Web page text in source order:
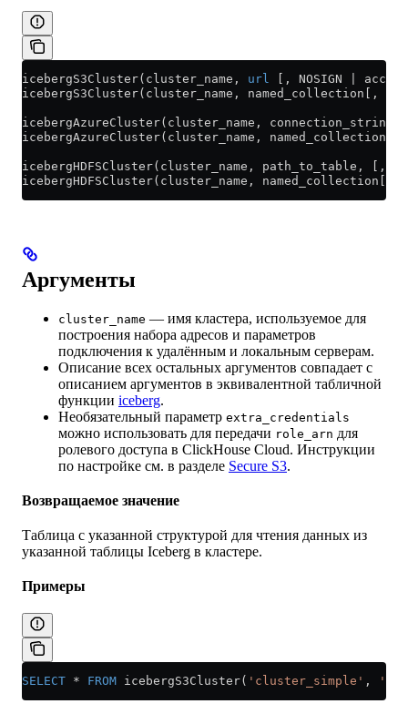
icebergS3Cluster(cluster_name, url [, NOSIGN |
icebergS3Cluster(cluster_name, named_collection[,
icebergAzureCluster(cluster_name,
icebergAzureCluster(cluster_name,
icebergHDFSCluster(cluster_name, path_to_table,
icebergHDFSCluster(cluster_name,
Аргументы
cluster_name — имя кластера, используемое для
построения набора адресов и параметров
подключения к удалённым и локальным серверам.
Описание всех остальных аргументов совпадает с
описанием аргументов в эквивалентной табличной
функции iceberg.
Необязательный параметр extra_credentials
можно использовать для передачи role_arn для
ролевого доступа в ClickHouse Cloud. Инструкции
по настройке см. в разделе Secure S3.
Возвращаемое значение
Таблица с указанной структурой для чтения данных из
указанной таблицы Iceberg в кластере.
Примеры
SELECT * FROM icebergS3Cluster( 'cluster_simple' ,